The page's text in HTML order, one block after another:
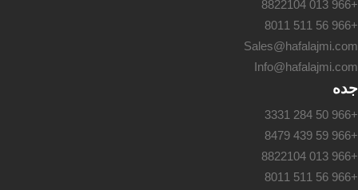
+966 013 8822104
+966 56 511 8011
Sales@hafalajmi.com
Info@hafalajmi.com
جده
+966 50 284 3331
+966 59 439 8479
+966 013 8822104
+966 56 511 8011